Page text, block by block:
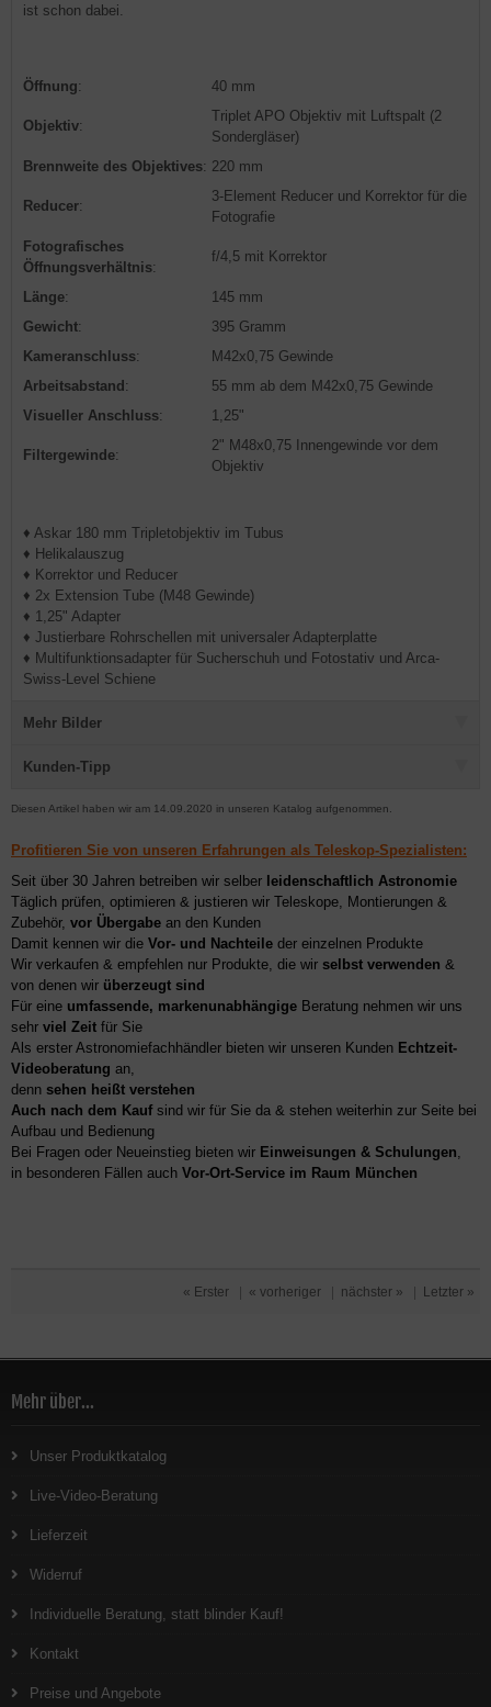
ist schon dabei.
Öffnung: 40 mm
Objektiv:
Triplet APO Objektiv mit Luftspalt (2
Sondergläser)
Brennweite des Objektives: 220 mm
Reducer:
3-Element Reducer und Korrektor für die
Fotografie
Fotografisches
Öffnungsverhältnis:
f/4,5 mit Korrektor
Länge:
145 mm
Gewicht:
395 Gramm
Kameranschluss:
M42x0,75 Gewinde
Arbeitsabstand:
55 mm ab dem M42x0,75 Gewinde
Visueller Anschluss: 1,25"
Filtergewinde:
2" M48x0,75 Innengewinde vor dem
Objektiv
♦ Askar 180 mm Tripletobjektiv im Tubus
♦ Helikalauszug
♦ Korrektor und Reducer
♦ 2x Extension Tube (M48 Gewinde)
♦ 1,25" Adapter
♦ Justierbare Rohrschellen mit universaler Adapterplatte
♦ Multifunktionsadapter für Sucherschuh und Fotostativ und Arca-
Swiss-Level Schiene
Mehr Bilder
Kunden-Tipp
Diesen Artikel haben wir am 14.09.2020 in unseren Katalog aufgenommen.
Profitieren Sie von unseren Erfahrungen als Teleskop-Spezialisten:
Seit über 30 Jahren betreiben wir selber leidenschaftlich Astronomie
Täglich prüfen, optimieren & justieren wir Teleskope, Montierungen &
Zubehör, vor Übergabe an den Kunden
Damit kennen wir die Vor- und Nachteile der einzelnen Produkte
Wir verkaufen & empfehlen nur Produkte, die wir selbst verwenden &
von denen wir überzeugt sind
Für eine umfassende, markenunabhängige Beratung nehmen wir uns
sehr viel Zeit für Sie
Als erster Astronomiefachhändler bieten wir unseren Kunden Echtzeit-
Videoberatung an,
denn sehen heißt verstehen
Auch nach dem Kaufsind wir für Sie da & stehen weiterhin zur Seite bei
Aufbau und Bedienung
Bei Fragen oder Neueinstieg bieten wir Einweisungen & Schulungen
in besonderen Fällen auch Vor-Ort-Service im Raum München
« Erster | « vorheriger | nächster » | Letzter »
Mehr über...
Unser Produktkatalog
Live-Video-Beratung
Lieferzeit
Widerruf
Individuelle Beratung, statt blinder Kauf!
Kontakt
Preise und Angebote